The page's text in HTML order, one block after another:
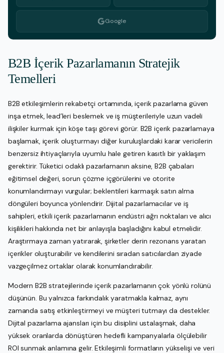
Google
B2B İçerik Pazarlamanın Stratejik
Temelleri
B2B etkileşimlerin rekabetçi ortamında, içerik pazarlama güven
inşa etmek, lead’leri beslemek ve iş müşterileriyle uzun vadeli
ilişkiler kurmak için köşe taşı görevi görür. B2B içerik pazarlamaya
başlamak, içerik oluşturmayı diğer kuruluşlardaki karar vericilerin
benzersiz ihtiyaçlarıyla uyumlu hale getiren kasıtlı bir yaklaşım
gerektirir. Tüketici odaklı pazarlamanın aksine, B2B çabaları
eğitimsel değeri, sorun çözme içgörülerini ve otorite
konumlandırmayı vurgular; beklentileri karmaşık satın alma
döngüleri boyunca yönlendirir. Dijital pazarlamacılar ve iş
sahipleri, etkili içerik pazarlamanın endüstri ağrı noktaları ve alıcı
kişilikleri hakkında net bir anlayışla başladığını kabul etmelidir.
Araştırmaya zaman yatırarak, şirketler derin rezonans yaratan
içerikler oluşturabilir ve kendilerini sıradan satıcılardan ziyade
vazgeçilmez ortaklar olarak konumlandırabilir.
Modern B2B stratejilerinde içerik pazarlamanın çok yönlü rolünü
düşünün. Bu yalnızca farkındalık yaratmakla kalmaz, aynı
zamanda satış etkinleştirmeyi ve müşteri tutmayı da destekler.
Dijital pazarlama ajansları için bu disiplini ustalaşmak, daha
yüksek oranlarda dönüştüren hedefli kampanyalarla ölçülebilir
ROI sunmak anlamına gelir. Etkileşimli formatların yükselişi ve veri